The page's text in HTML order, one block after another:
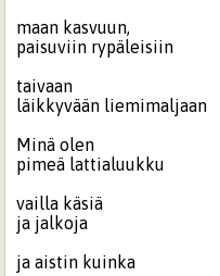
maan kasvuun,
paisuviin rypäleisiin
taivaan
läikkyvään liemimaljaan
Minä olen
pimeä lattialuukku
vailla käsiä
ja jalkoja
ja aistin kuinka